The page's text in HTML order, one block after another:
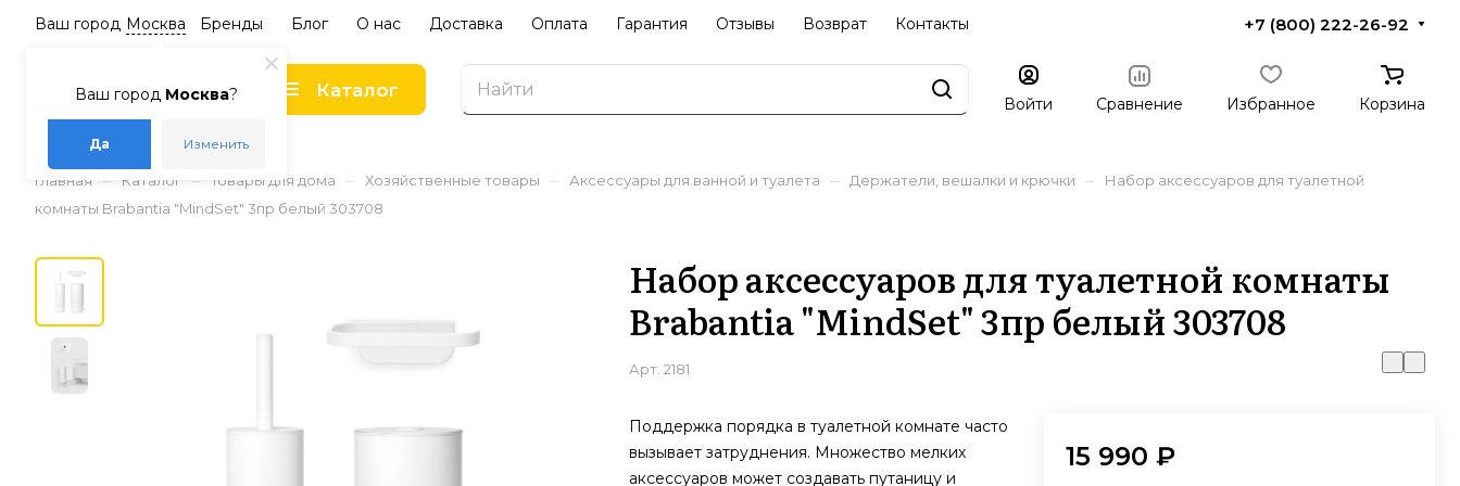
Ваш город Москва?
Да Изменить
Ваш город Москва Бренды Блог О нас Доставка Оплата Гарантия Отзывы Возврат Контакты +7 (800) 222-26-92
Каталог
Войти Сравнение Избранное Корзина
Главная – Каталог – Товары для дома – Хозяйственные товары – Аксессуары для ванной и туалета – Держатели, вешалки и крючки –
Набор аксессуаров для туалетной
комнаты Brabantia "MindSet" 3пр белый 303708
Набор аксессуаров для туалетной комнаты
Brabantia "MindSet" 3пр белый 303708
Арт. 2181
Поддержка порядка в туалетной комнате часто
вызывает затруднения. Множество мелких
аксессуаров может создавать путаницу и
15 990 ₽